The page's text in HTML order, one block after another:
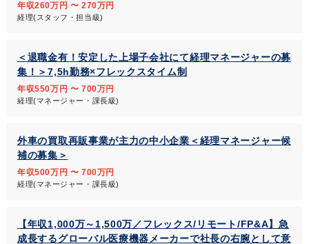
年収260万円 〜 270万円
経理(スタッフ・担当級)
＜退職金有！安定した上場子会社にて経理マネージャーの募
集！＞7,5h勤務×フレックスタイム制
年収550万円 〜 700万円
経理(マネージャー・課長級)
外車の買取再販事業が主力の中小企業＜経理マネージャー候
補の募集＞
年収500万円 〜 700万円
経理(マネージャー・課長級)
【年収1,000万～1,500万／フレックス/リモート/FP&A】急
成長するグローバル医療機器メーカーで社長の右腕として意